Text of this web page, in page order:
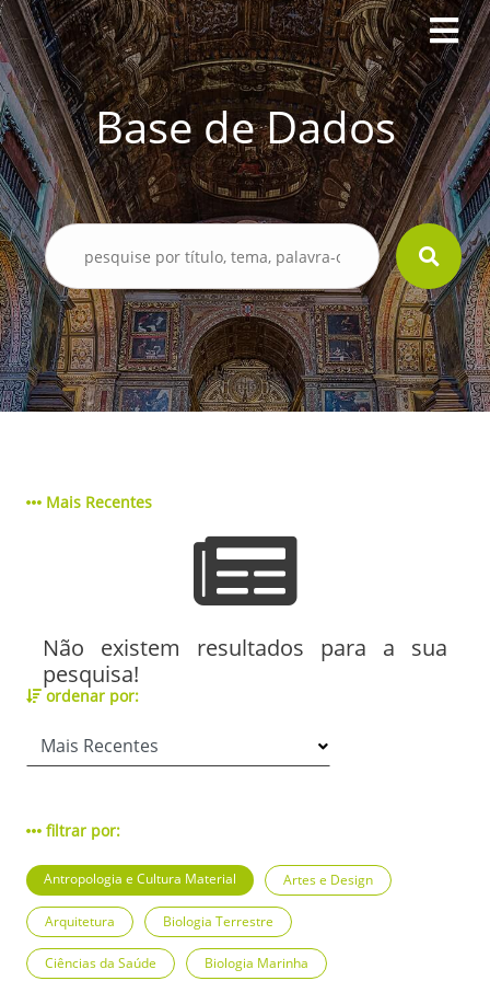
Base de Dados
Mais Recentes
Não existem resultados para a sua
pesquisa!
ordenar por:
filtrar por:
Antropologia e Cultura Material Artes e Design
Arquitetura Biologia Terrestre
Ciências da Saúde Biologia Marinha